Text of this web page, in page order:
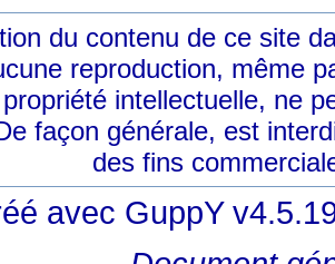
du contenu de ce site
reproduction, même
intellectuelle, ne
façon générale, est
des fins
avec GuppY